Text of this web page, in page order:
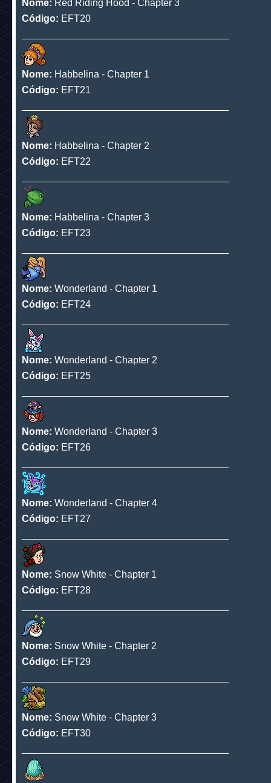
Nome: Red Riding Hood - Chapter 1
Código: EFT18
______________________________________
Nome: Red Riding Hood - Chapter 2
Código: EFT19
______________________________________
Nome: Red Riding Hood - Chapter 3
Código: EFT20
______________________________________
Nome: Habbelina - Chapter 1
Código: EFT21
______________________________________
Nome: Habbelina - Chapter 2
Código: EFT22
______________________________________
Nome: Habbelina - Chapter 3
Código: EFT23
______________________________________
Nome: Wonderland - Chapter 1
Código: EFT24
______________________________________
Nome: Wonderland - Chapter 2
Código: EFT25
______________________________________
Nome: Wonderland - Chapter 3
Código: EFT26
______________________________________
Nome: Wonderland - Chapter 4
Código: EFT27
______________________________________
Nome: Snow White - Chapter 1
Código: EFT28
______________________________________